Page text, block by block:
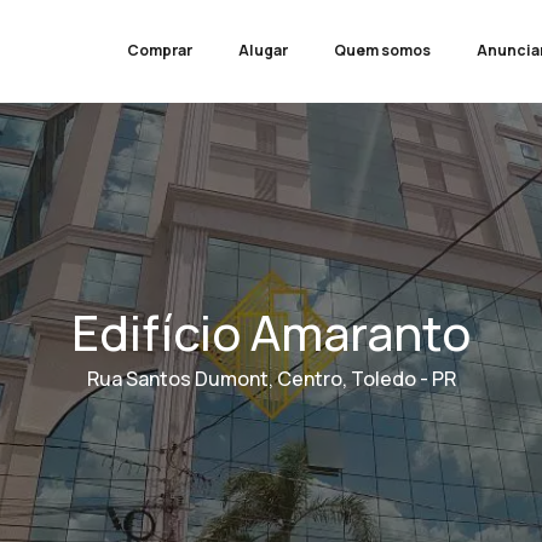
Comprar Alugar Quem somos
Edifício Amaranto
Rua Santos Dumont, Centro, Toledo - PR